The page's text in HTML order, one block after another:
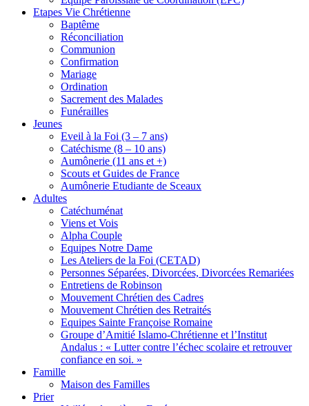
Etapes Vie Chrétienne
Baptême
Réconciliation
Communion
Confirmation
Mariage
Ordination
Sacrement des Malades
Funérailles
Jeunes
Eveil à la Foi (3 – 7 ans)
Catéchisme (8 – 10 ans)
Aumônerie (11 ans et +)
Scouts et Guides de France
Aumônerie Etudiante de Sceaux
Adultes
Catéchuménat
Viens et Vois
Alpha Couple
Equipes Notre Dame
Les Ateliers de la Foi (CETAD)
Personnes Séparées, Divorcées, Divorcées Remariées
Entretiens de Robinson
Mouvement Chrétien des Cadres
Mouvement Chrétien des Retraités
Equipes Sainte Françoise Romaine
Groupe d’Amitié Islamo-Chrétienne et l’Institut
Andalus : « Lutter contre l’échec scolaire et retrouver
confiance en soi. »
Famille
Maison des Familles
Prier